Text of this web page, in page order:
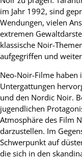
im Jahr 1992, sind
Wendungen, vielen
extremen
klassische Noir-
aufgegriffen und
Neo-Noir-Filme haben
Untergattungen
und den Nordic Noir.
jugendlichen
Atmosphäre des Film
darzustellen. Im
Schwerpunkt auf
die sich in den